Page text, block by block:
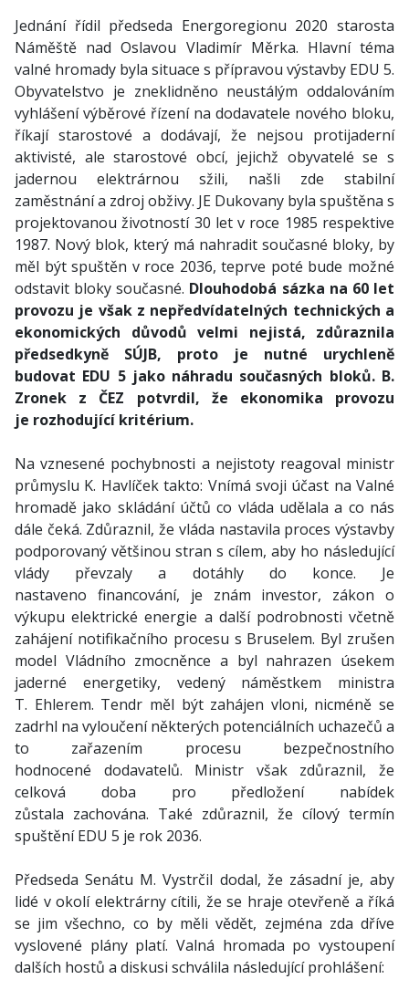
Jednání řídil předseda Energoregionu 2020 starosta
Náměště nad Oslavou Vladimír Měrka. Hlavní téma
valné hromady byla situace s přípravou výstavby EDU 5.
Obyvatelstvo je zneklidněno neustálým oddalováním
vyhlášení výběrové řízení na dodavatele nového bloku,
říkají starostové a dodávají, že nejsou protijaderní
aktivisté, ale starostové obcí, jejichž obyvatelé se s
jadernou elektrárnou sžili, našli zde stabilní
zaměstnání a zdroj obživy. JE Dukovany byla spuštěna s
projektovanou životností 30 let v roce 1985 respektive
1987. Nový blok, který má nahradit současné bloky, by
měl být spuštěn v roce 2036, teprve poté bude možné
odstavit bloky současné. Dlouhodobá sázka na 60 let
provozu je však z nepředvídatelných technických a
ekonomických důvodů velmi nejistá, zdůraznila
předsedkyně SÚJB, proto je nutné urychleně
budovat EDU 5 jako náhradu současných bloků. B.
Zronek z ČEZ potvrdil, že ekonomika provozu
je rozhodující kritérium.
Na vznesené pochybnosti a nejistoty reagoval ministr
průmyslu K. Havlíček takto: Vnímá svoji účast na Valné
hromadě jako skládání účtů co vláda udělala a co nás
dále čeká. Zdůraznil, že vláda nastavila proces výstavby
podporovaný většinou stran s cílem, aby ho následující
vlády převzaly a dotáhly do konce. Je
nastaveno financování, je znám investor, zákon o
výkupu elektrické energie a další podrobnosti včetně
zahájení notifikačního procesu s Bruselem. Byl zrušen
model Vládního zmocněnce a byl nahrazen úsekem
jaderné energetiky, vedený náměstkem ministra
T. Ehlerem. Tendr měl být zahájen vloni, nicméně se
zadrhl na vyloučení některých potenciálních uchazečů a
to zařazením procesu bezpečnostního
hodnocené dodavatelů. Ministr však zdůraznil, že
celková doba pro předložení nabídek
zůstala zachována. Také zdůraznil, že cílový termín
spuštění EDU 5 je rok 2036.
Předseda Senátu M. Vystrčil dodal, že zásadní je, aby
lidé v okolí elektrárny cítili, že se hraje otevřeně a říká
se jim všechno, co by měli vědět, zejména zda dříve
vyslovené plány platí. Valná hromada po vystoupení
dalších hostů a diskusi schválila následující prohlášení: